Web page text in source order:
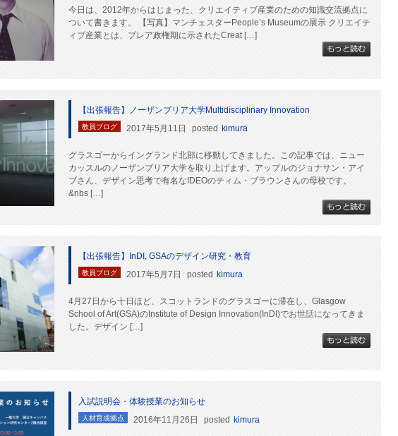
今日は、2012年からはじまった、クリエイティブ産業のための知識交流拠点に
ついて書きます。 【写真】マンチェスターPeople’s Museumの展示 クリエイテ
ィブ産業とは、ブレア政権期に示されたCreat […]
【出張報告】ノーザンブリア大学Multidisciplinary Innovation
教員ブログ 2017年5月11日 posted kimura
グラスゴーからイングランド北部に移動してきました。この記事では、ニュー
カッスルのノーザンブリア大学を取り上げます。アップルのジョナサン・アイ
ブさん、デザイン思考で有名なIDEOのティム・ブラウンさんの母校です。
&nbs […]
【出張報告】InDI, GSAのデザイン研究・教育
教員ブログ 2017年5月7日 posted kimura
4月27日から十日ほど、スコットランドのグラスゴーに滞在し、Glasgow
School of Art(GSA)のInstitute of Design Innovation(InDI)でお世話になってきま
した。デザイン […]
入試説明会・体験授業のお知らせ
人材育成拠点 2016年11月26日 posted kimura